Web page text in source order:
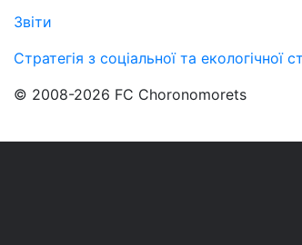
Звіти
Стратегія з соціальної та
© 2008-2026 FC Choronomorets